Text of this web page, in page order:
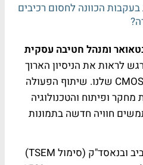
הכוונה לחסום רכיבים
ומנהל חטיבה עסקית
לראות את הניסיון הארוך
שלנו בטכנולוגייה וסנסור ה-CMOS שלנו. שיתוף הפעולה
ופיתוח והטכנולוגיה
חוויה חדשה בתמונות
מניית טאואר נסחרת בתל-אביב ובנאסד"ק (סימול TSEM)